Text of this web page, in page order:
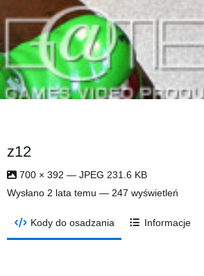
z12
700 × 392 — JPEG 231.6 KB
Wysłano 2 lata temu — 247 wyświetleń
Kody do osadzania Informacje